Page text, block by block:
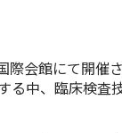
会館にて開催
る中、臨床検査